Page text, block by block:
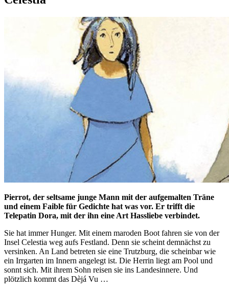
Pierrot, der seltsame junge Mann mit der aufgemalten Träne
und einem Faible für Gedichte hat was vor. Er trifft die
Telepatin Dora, mit der ihn eine Art Hassliebe verbindet.
Sie hat immer Hunger. Mit einem maroden Boot fahren sie von der
Insel Celestia weg aufs Festland. Denn sie scheint demnächst zu
versinken. An Land betreten sie eine Trutzburg, die scheinbar wie
ein Irrgarten im Innern angelegt ist. Die Herrin liegt am Pool und
sonnt sich. Mit ihrem Sohn reisen sie ins Landesinnere. Und
plötzlich kommt das Dèjá Vu …